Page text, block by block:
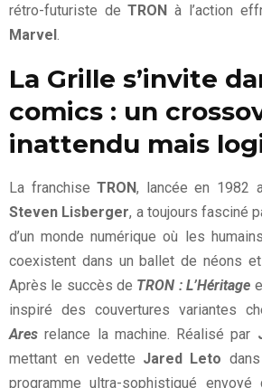
rétro-futuriste deTRON à l’action
Marvel
La Grille s’invite
comics : un
inattendu mais
La franchiseTRON, lancée en 1982
Steven Lisberger, a toujours fasciné
d’un monde numérique où les
coexistent dans un ballet de néons
Après le succès de TRON : L’Héritage
inspiré des couvertures variantes
Ares relance la machine. Réalisé par
mettant en vedette Jared Leto
programme ultra-sophistiqué